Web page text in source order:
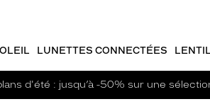
LUNETTES CONNECTÉES
d'été : jusqu’à -50% sur une